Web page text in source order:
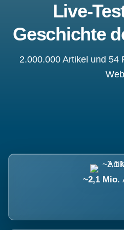
Live-
Geschichte
2.000.000 Artikel und 54
Web
~2,1 Mio.